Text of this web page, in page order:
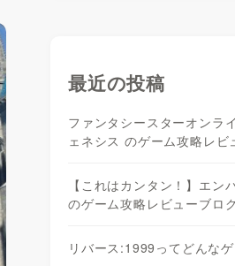
最近の投稿
ファンタシースターオンラ
ェネシス のゲーム攻略レビ
【これはカンタン！】エン
のゲーム攻略レビューブロ
リバース:1999ってどんな